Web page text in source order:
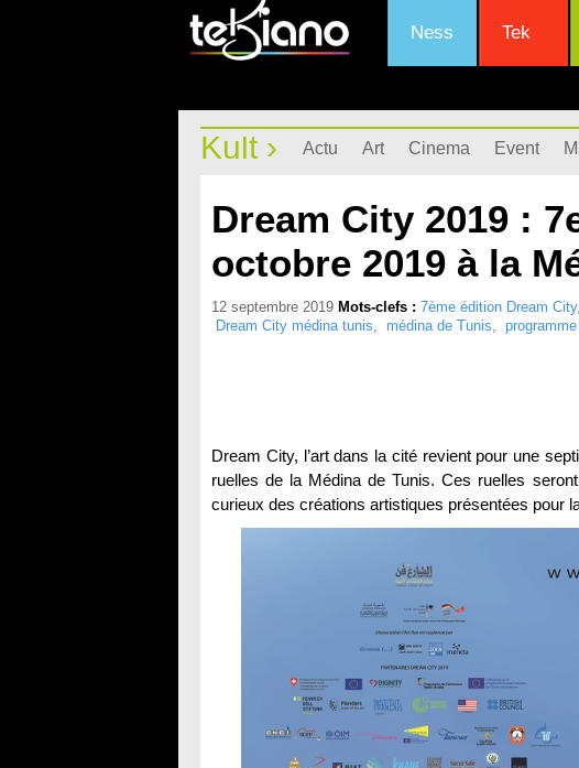
Ness Tek
Kult › Actu Art Cinema Event
Dream City 2019 :
octobre 2019 à la
12 septembre 2019 Mots-clefs : 7ème édition Dream City
Dream City médina tunis, médina de Tunis,
Dream City, l’art dans la cité revient pour une
ruelles de la Médina de Tunis. Ces ruelles
curieux des créations artistiques présentées pour